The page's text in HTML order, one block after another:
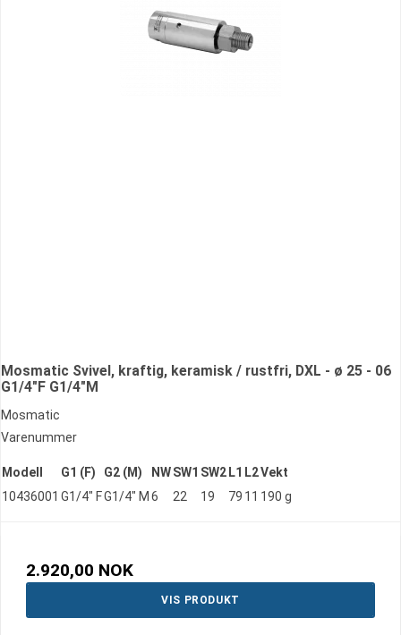
Mosmatic Svivel, kraftig, keramisk / rustfri, DXL - ø 25 - 06
G1/4"F G1/4"M
Mosmatic
Varenummer
Modell G1 (F) G2 (M) NWSW1 SW2 L1 L2Vekt
10436001 G1/4" FG1/4" M 6 22 19 79 11 190 g
2.920,00 NOK
VIS PRODUKT